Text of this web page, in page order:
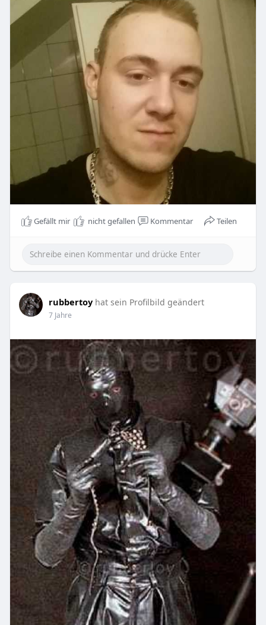
Gefällt mir nicht gefallen Kommentar Teilen
rubbertoy hat sein Profilbild geändert
7 Jahre